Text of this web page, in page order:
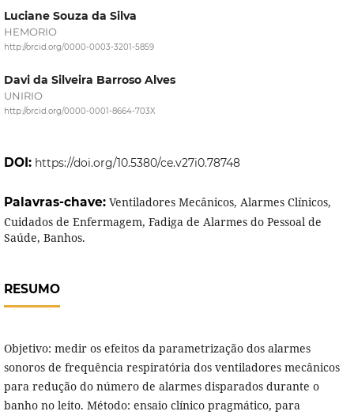
Luciane Souza da Silva
HEMORIO
http://orcid.org/0000-0003-3201-5859
Davi da Silveira Barroso Alves
UNIRIO
http://orcid.org/0000-0001-8664-703X
DOI: https://doi.org/10.5380/ce.v27i0.78748
Palavras-chave: Ventiladores Mecânicos, Alarmes Clínicos,
Cuidados de Enfermagem, Fadiga de Alarmes do Pessoal de
Saúde, Banhos.
RESUMO
Objetivo: medir os efeitos da parametrização dos alarmes
sonoros de frequência respiratória dos ventiladores mecânicos
para redução do número de alarmes disparados durante o
banho no leito. Método: ensaio clínico pragmático, para